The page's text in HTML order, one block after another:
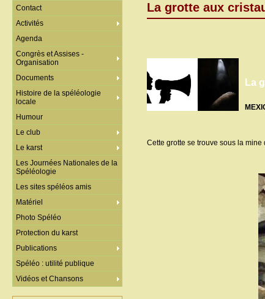
La grotte aux
La
Cette grotte se trouve sous la
Contact
Activités
Agenda
Congrès et Assises -
Organisation
Documents
Histoire de la spéléologie
locale
Humour
Le club
Le karst
Les Journées Nationales de la
Spéléologie
Les sites spéléos amis
Matériel
Photo Spéléo
Protection du karst
Publications
Spéléo : utilité publique
Vidéos et Chansons